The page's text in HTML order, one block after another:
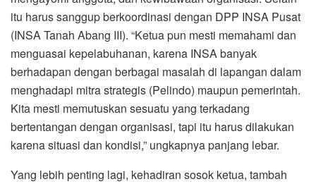
itu harus sanggup berkoordinasi dengan DPP INSA Pusat
(INSA Tanah Abang III). “Ketua pun mesti memahami dan
menguasai kepelabuhanan, karena INSA banyak
berhadapan dengan berbagai masalah di lapangan dalam
menghadapi mitra strategis (Pelindo) maupun pemerintah.
Kita mesti memutuskan sesuatu yang terkadang
bertentangan dengan organisasi, tapi itu harus dilakukan
karena situasi dan kondisi,” ungkapnya panjang lebar.
Yang lebih penting lagi, kehadiran sosok ketua, tambah